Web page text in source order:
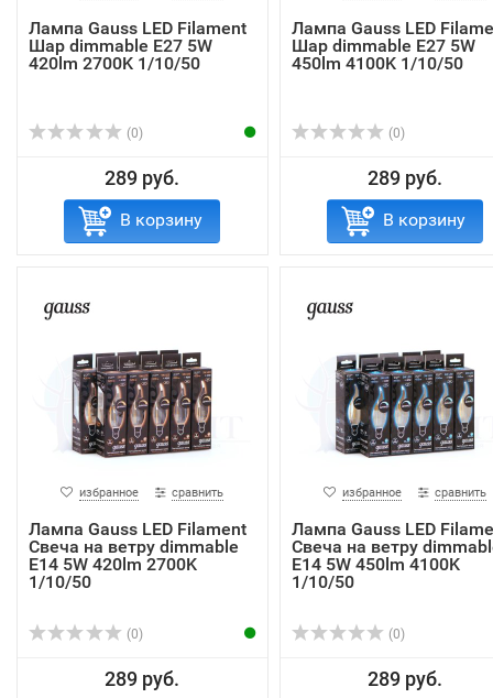
Лампа Gauss LED Filament
Шар dimmable E27 5W
420lm 2700K 1/10/50
(0)
289 руб.
В корзину
Лампа Gauss LED
Шар dimmable E27 5W
450lm 4100K 1/10/50
(0)
289 руб.
В корзину
избранное сравнить
Лампа Gauss LED Filament
Свеча на ветру dimmable
E14 5W 420lm 2700K
1/10/50
(0)
289 руб.
избранное сравнить
Лампа Gauss LED
Свеча на ветру
E14 5W 450lm 4100K
1/10/50
(0)
289 руб.